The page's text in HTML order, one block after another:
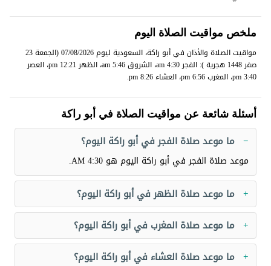
ملخص مواقيت الصلاة اليوم
مواقيت الصلاة والأذان في أبو راكة، السعودية ليوم 07/08/2026 (الجمعة 23
صفر 1448 هجرية ): الفجر 4:30 am، الشروق 5:46 am، الظهر 12:21 pm، العصر
3:40 pm، المغرب 6:56 pm، العشاء 8:26 pm.
أسئلة شائعة عن مواقيت الصلاة في أبو راكة
ما موعد صلاة الفجر في أبو راكة اليوم؟
موعد صلاة الفجر في أبو راكة اليوم هو 4:30 AM
.
ما موعد صلاة الظهر في أبو راكة اليوم؟
ما موعد صلاة المغرب في أبو راكة اليوم؟
ما موعد صلاة العشاء في أبو راكة اليوم؟